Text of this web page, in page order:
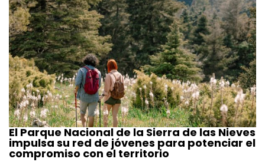
El Parque Nacional de la Sierra de las Nieves
impulsa su red de jóvenes para potenciar el
compromiso con el territorio